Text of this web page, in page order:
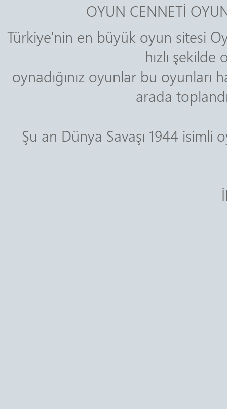
OYUN CENNETİ
Türkiye'nin en büyük oyun sitesi
hızlı
oynadığınız oyunlar bu oyunları
arada
Şu an Dünya Savaşı 1944